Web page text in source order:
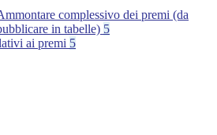
complessivo dei premi (da
in tabelle) 5
ai premi 5